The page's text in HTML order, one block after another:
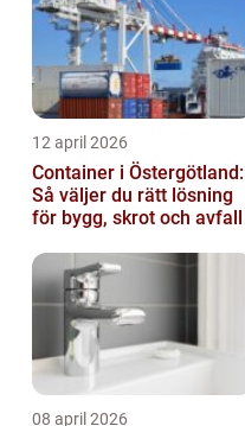
12 april 2026
Container i Östergötland:
Så väljer du rätt lösning
för bygg, skrot och avfall
08 april 2026